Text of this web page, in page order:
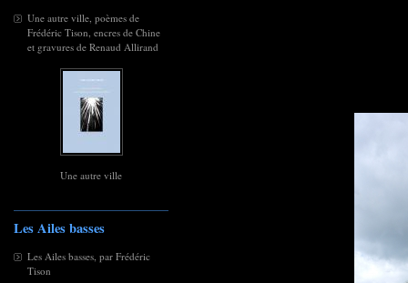
Une autre ville, poèmes de
Frédéric Tison, encres de Chine
et gravures de Renaud Allirand
Une autre ville
Les Ailes basses
Les Ailes basses, par Frédéric
Tison